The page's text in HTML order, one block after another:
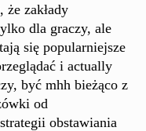
zakłady
dla graczy, ale
się popularniejsze
i actually
być mhh bieżąco z
od
obstawiania